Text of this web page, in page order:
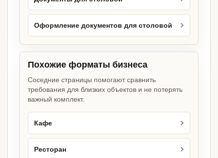
Оформление документов для столовой
Похожие форматы бизнеса
Соседние страницы помогают сравнить
требования для близких объектов и не потерять
важный комплект.
Кафе
Ресторан